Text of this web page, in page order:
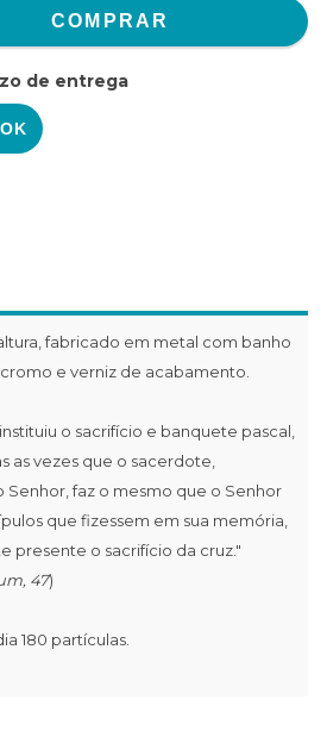
de entrega
fabricado em metal com banho
e verniz de acabamento.
o sacrifício e banquete pascal,
as vezes que o sacerdote,
Senhor, faz o mesmo que o Senhor
que fizessem em sua memória,
presente o sacrifício da cruz."
47)
180 partículas.